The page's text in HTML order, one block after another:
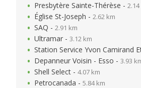
Presbytère Sainte-Thérèse -
Église St-Joseph - 2.62 km
SAQ - 2.91 km
Ultramar - 3.12 km
Station Service Yvon Camirand
Depanneur Voisin - Esso - 3.93
Shell Select - 4.07 km
Petrocanada - 5.84 km